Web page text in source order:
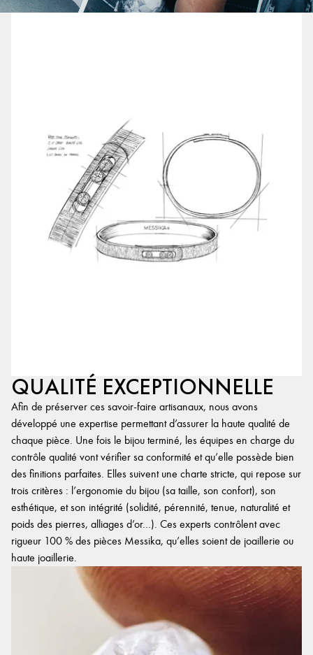
QUALITÉ EXCEPTIONNELLE
Afin de préserver ces savoir-faire artisanaux, nous avons
développé une expertise permettant d’assurer la haute qualité de
chaque pièce. Une fois le bijou terminé, les équipes en charge du
contrôle qualité vont vérifier sa conformité et qu’elle possède bien
des finitions parfaites. Elles suivent une charte stricte, qui repose sur
trois critères : l’ergonomie du bijou (sa taille, son confort), son
esthétique, et son intégrité (solidité, pérennité, tenue, naturalité et
poids des pierres, alliages d’or…). Ces experts contrôlent avec
rigueur 100 % des pièces Messika, qu’elles soient de joaillerie ou
haute joaillerie.